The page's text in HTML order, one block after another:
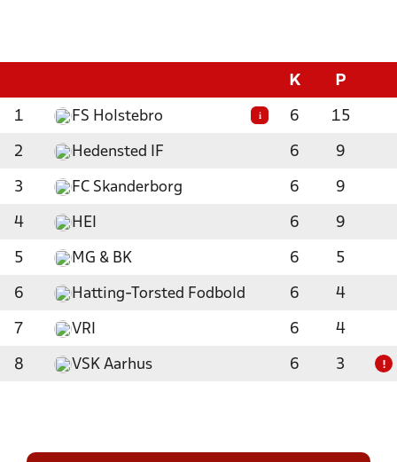
K P
1 FS Holstebro i 6 15
2 Hedensted IF 6 9
3 FC Skanderborg 6 9
4 HEI 6 9
5 MG & BK 6 5
6 Hatting-Torsted Fodbold 6 4
7 VRI 6 4
8 VSK Aarhus 6 3 !